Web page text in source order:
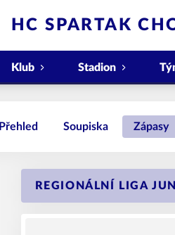
HC SPARTAK
Klub Stadion
Přehled Soupiska Zápasy
REGIONÁLNÍ LIGA